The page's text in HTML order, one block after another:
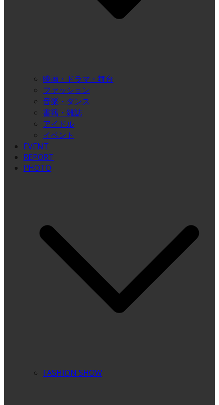
映画・ドラマ・舞台
ファッション
音楽・ダンス
書籍・雑誌
アイドル
イベント
EVENT
REPORT
PHOTO
FASHION SHOW